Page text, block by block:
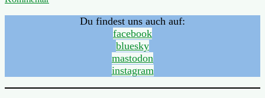
Du findest uns auch auf:
facebook
bluesky
mastodon
instagram